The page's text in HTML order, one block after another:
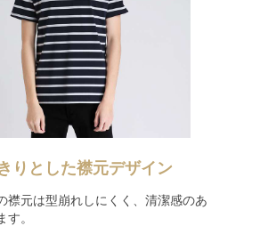
りとした襟元デザイン
襟元は型崩れしにくく、清潔感のあ
す。